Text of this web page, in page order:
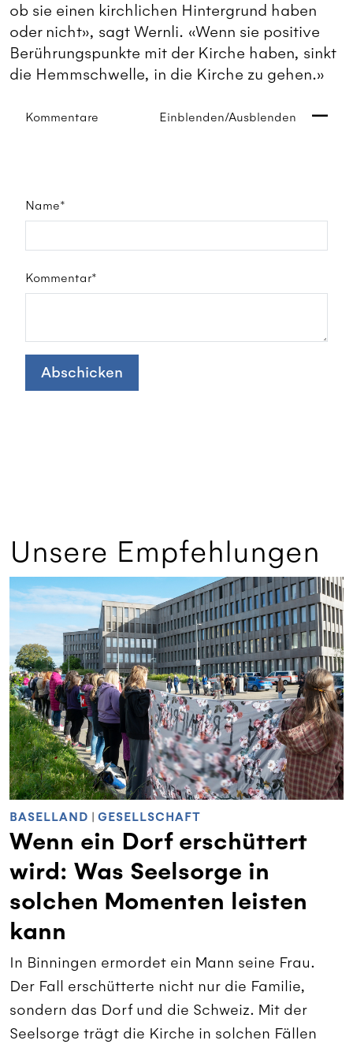
ob sie einen kirchlichen Hintergrund haben
oder nicht», sagt Wernli. «Wenn sie positive
Berührungspunkte mit der Kirche haben, sinkt
die Hemmschwelle, in die Kirche zu gehen.»
Kommentare Einblenden/Ausblenden
Name*
Kommentar*
Abschicken
Unsere Empfehlungen
BASELLAND GESELLSCHAFT
Wenn ein Dorf erschüttert
wird: Was Seelsorge in
solchen Momenten leisten
kann
In Binningen ermordet ein Mann seine Frau.
Der Fall erschütterte nicht nur die Familie,
sondern das Dorf und die Schweiz. Mit der
Seelsorge trägt die Kirche in solchen Fällen